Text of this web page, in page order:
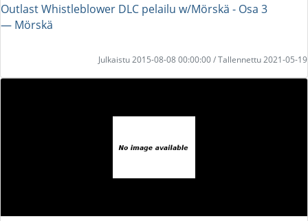
Outlast Whistleblower DLC pelailu w/Mörskä - Osa 3
― Mörskä
Julkaistu 2015-08-08 00:00:00 / Tallennettu 2021-05-19